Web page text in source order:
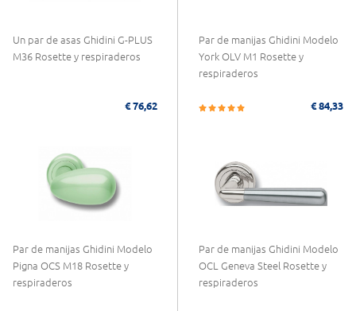
Un par de asas Ghidini G-PLUS
M36 Rosette y respiraderos
€ 76,62
Par de manijas Ghidini Modelo
York OLV M1 Rosette y
respiraderos
€ 84,33
Par de manijas Ghidini Modelo
Pigna OCS M18 Rosette y
respiraderos
Par de manijas Ghidini Modelo
OCL Geneva Steel Rosette y
respiraderos